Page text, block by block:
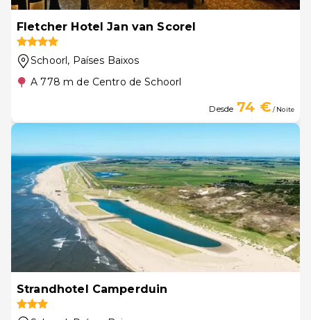
Fletcher Hotel Jan van Scorel
Schoorl, Países Baixos
A 778 m de Centro de Schoorl
Desde 74 €/ Noite
Strandhotel Camperduin